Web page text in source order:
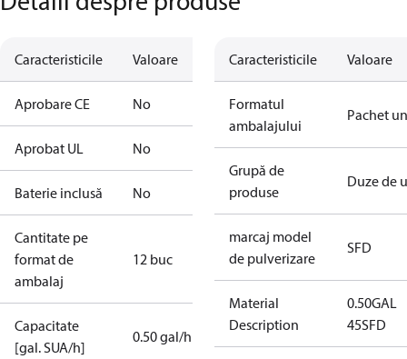
Caracteristicile Valoare
Aprobare CE No
Aprobat UL No
Baterie inclusă No
Cantitate pe
format de
ambalaj
12 buc
Capacitate
[gal. SUA/h]
0.50 gal/h
Caracteristicile Valoare
Formatul
ambalajului
Pachet
Grupă de
produse
Duze de
marcaj model
de pulverizare
SFD
Material
Description
0.50GAL
45SFD